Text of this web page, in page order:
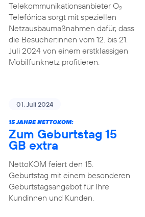
Telekommunikationsanbieter O2
Telefónica sorgt mit speziellen
Netzausbaumaßnahmen dafür, dass
die Besucher:innen vom 12. bis 21.
Juli 2024 von einem erstklassigen
Mobilfunknetz profitieren.
01. Juli 2024
15 JAHRE NETTOKOM:
Zum Geburtstag 15
GB extra
NettoKOM feiert den 15.
Geburtstag mit einem besonderen
Geburtstagsangebot für Ihre
Kundinnen und Kunden.